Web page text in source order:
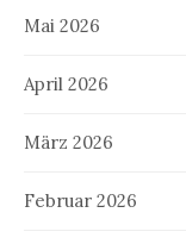
Mai 2026
April 2026
März 2026
Februar 2026